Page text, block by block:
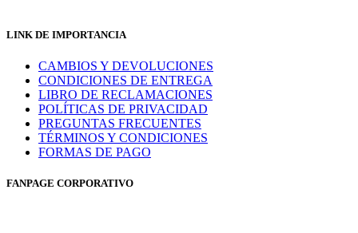
LINK DE IMPORTANCIA
CAMBIOS Y DEVOLUCIONES
CONDICIONES DE ENTREGA
LIBRO DE RECLAMACIONES
POLÍTICAS DE PRIVACIDAD
PREGUNTAS FRECUENTES
TÉRMINOS Y CONDICIONES
FORMAS DE PAGO
FANPAGE CORPORATIVO